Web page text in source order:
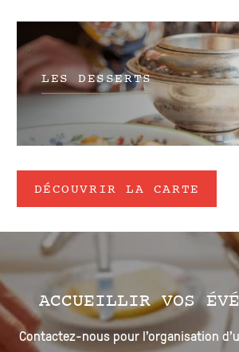
LES DESSERTS
DÉCOUVRIR LA CARTE
ACCUEILLIR VOS
Contactez-nous pour l’organisation